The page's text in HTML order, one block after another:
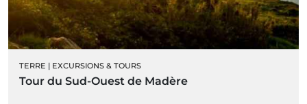
TERRE | EXCURSIONS & TOURS
Tour du Sud-Ouest de Madère